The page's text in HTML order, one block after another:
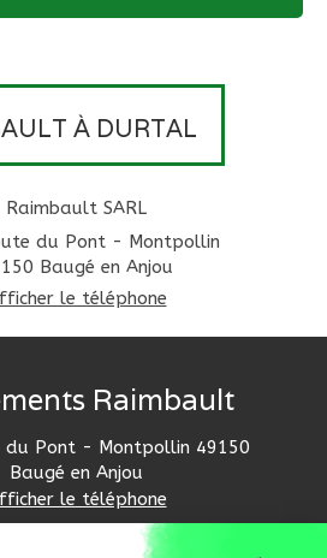
À DURTAL
Raimbault SARL
du Pont - Montpollin
Baugé en Anjou
le téléphone
Raimbault
du Pont - Montpollin 49150
Baugé en Anjou
le téléphone
en-Anjou, Mazé-Millon,